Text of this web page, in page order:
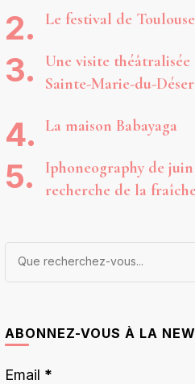
Le festival de Toulouse
Une visite théâtralisée
Sainte-Marie-du-
La maison Babayaga
Iphoneography de juin
recherche de la
Vous
ABONNEZ-VOUS À LA
Email *